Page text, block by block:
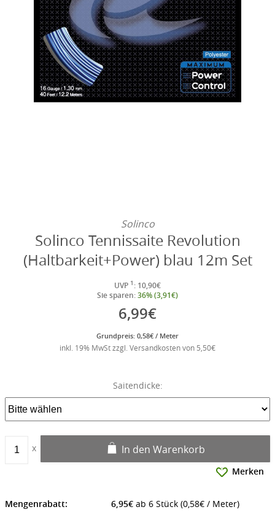
Solinco
Solinco Tennissaite Revolution
(Haltbarkeit+Power) blau 12m Set
UVP 1 : 10,90€
Sie sparen:36% (3,91€)
6,99€
Grundpreis: 0,58€ / Meter
inkl. 19% MwSt zzgl. Versandkosten von 5,50€
Saitendicke:
In den Warenkorb
Merken
Mengenrabatt: 6,95€ab 6 Stück (0,58€ / Meter)